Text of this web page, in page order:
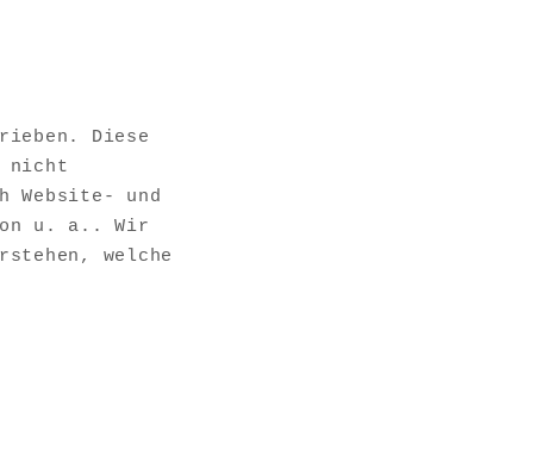
Diese
nicht
Website- und
u. a.. Wir
welche